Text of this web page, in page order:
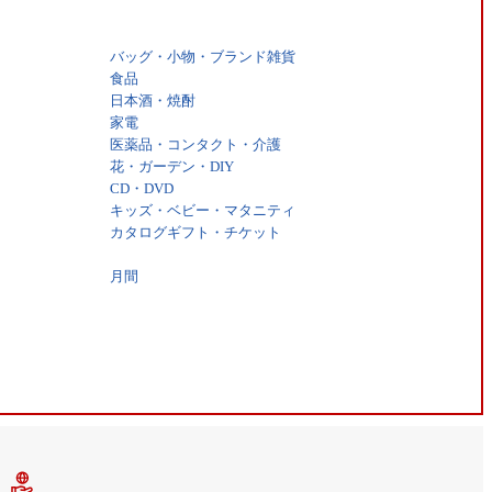
バッグ・小物・ブランド雑貨
食品
日本酒・焼酎
家電
医薬品・コンタクト・介護
花・ガーデン・DIY
CD・DVD
キッズ・ベビー・マタニティ
カタログギフト・チケット
月間